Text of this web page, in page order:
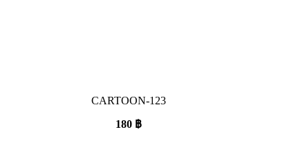
CARTOON-123
180 ฿